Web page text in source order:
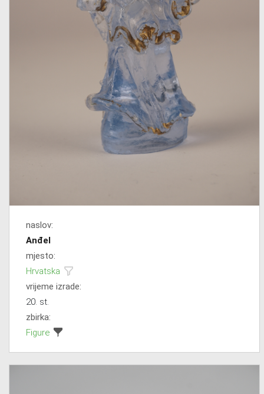
naslov:
Anđel
mjesto:
Hrvatska
vrijeme izrade:
20. st.
zbirka:
Figure